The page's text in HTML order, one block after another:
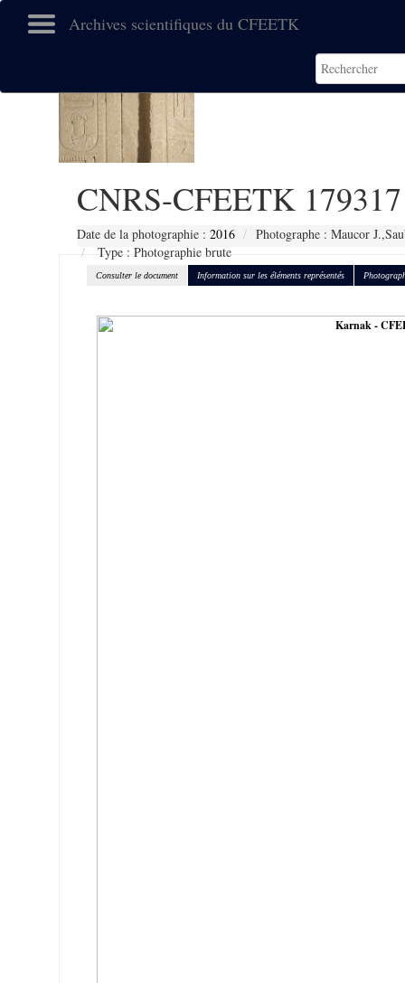
Archives scientifiques du CFEETK
CNRS-CFEETK 179317
Date de la photographie : 2016
Photographe : Maucor
Type : Photographie brute
Consulter le document Information sur les éléments représentés